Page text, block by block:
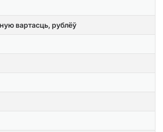
вартасць, рублёў